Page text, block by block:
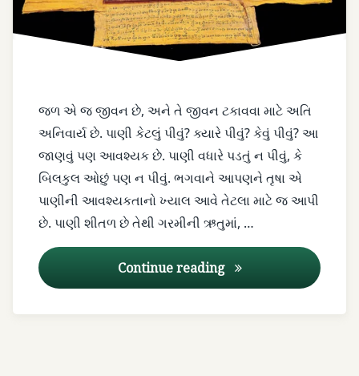
જળ એ જ જીવન છે, અને તે જીવન ટકાવવા માટે અતિ
અનિવાર્ય છે. પાણી કેટલું પીવું? ક્યારે પીવું? કેવું પીવું? આ
જાણવું પણ આવશ્યક છે. પાણી વધારે પડતું ન પીવું, કે
બિલકુલ ઓછું પણ ન પીવું. ભગવાને આપણને તૃષા એ
પાણીની આવશ્યકતાનો ખ્યાલ આવે તેટલા માટે જ આપી
છે. પાણી શીતળ છે તેથી ગરમીની ઋતુમાં, …
Continue reading જળપાન અને આયુર્વેદ
ક્યારે
જળ
તરસ
નો
વેગ
રોકવો
નહિં.
તાવ